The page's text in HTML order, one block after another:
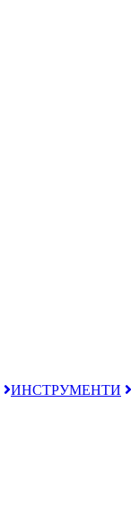
ИНСТРУМЕНТИ